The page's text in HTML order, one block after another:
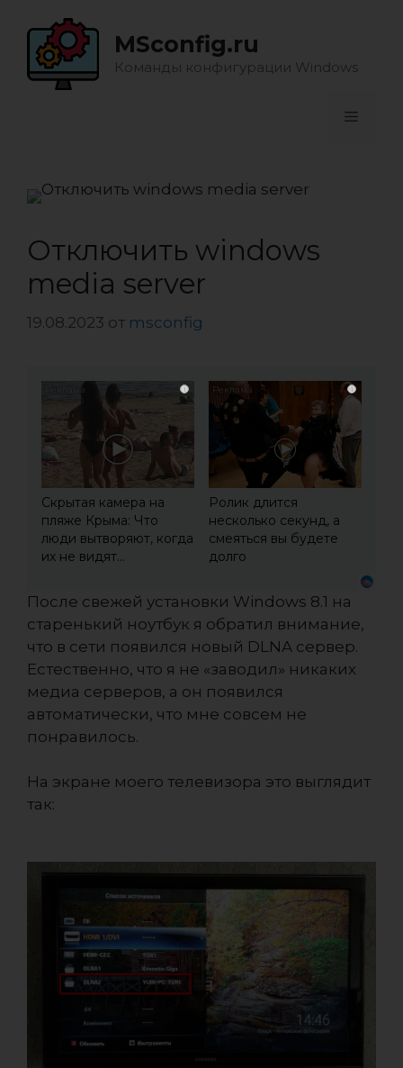
содержимому MSconfig.ru
Команды конфигурации Windows
Меню
Отключить windows
media server
19.08.2023 от msconfig
i
Скрытая камера на
пляже Крыма: Что
люди вытворяют, когда
их не видят...
i
Ролик длится
несколько секунд, а
смеяться вы будете
долго
После свежей установки Windows 8.1 на
старенький ноутбук я обратил внимание,
что в сети появился новый DLNA сервер.
Естественно, что я не «заводил» никаких
медиа серверов, а он появился
автоматически, что мне совсем не
понравилось.
На экране моего телевизора это выглядит
так: